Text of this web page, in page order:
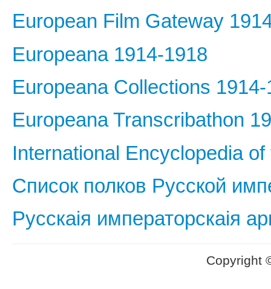
European Film Gateway
Europeana 1914-1918
Europeana Collections 1914-
Europeana Transcribathon
International Encyclopedia
Список полков Русской
Русскаiя императорскаiя
Copyright